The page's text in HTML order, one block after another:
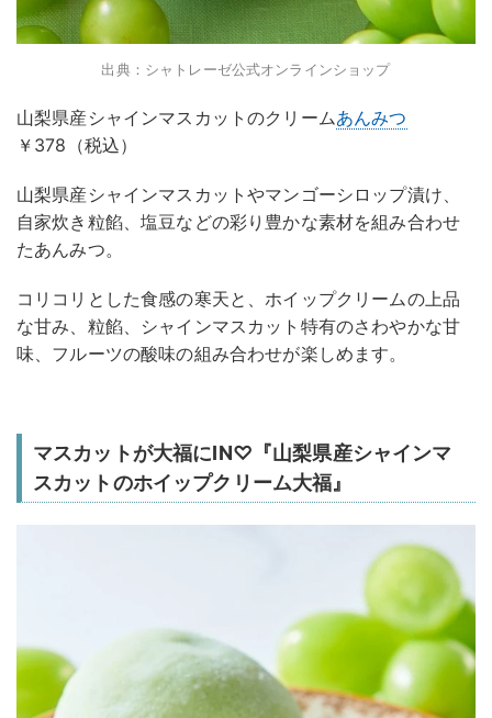
出典：シャトレーゼ公式オンラインショップ
山梨県産シャインマスカットのクリームあんみつ
￥378（税込）
山梨県産シャインマスカットやマンゴーシロップ漬け、
自家炊き粒餡、塩豆などの彩り豊かな素材を組み合わせ
たあんみつ。
コリコリとした食感の寒天と、ホイップクリームの上品
な甘み、粒餡、シャインマスカット特有のさわやかな甘
味、フルーツの酸味の組み合わせが楽しめます。
マスカットが大福にIN♡『山梨県産シャインマ
スカットのホイップクリーム大福』